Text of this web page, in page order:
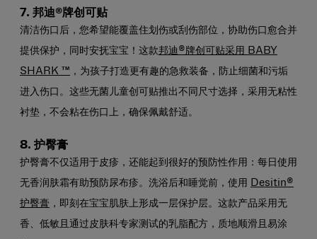
7. 邦迪®牌创可贴
清洁伤口后，您希望能覆盖住划伤或刮伤部位，协助伤口愈合并
提供保护，同时安抚宝宝！这款邦迪®牌创可贴采用 BABY
SHARK ™ ，为孩子打造更有趣的急救装备，防止细菌和污垢
进入伤口。这些无菌儿童创可贴推出不同尺寸选择，采用无粘性
衬垫，不会粘在伤口上，确保佩戴舒适。
8. 护臀膏
护臀膏不仅适用于皮疹，还能起到很好的预防性作用：每日使用
无香润肤霜有助预防尿布疹。洗浴后和睡觉前，使用 Desitin®
护臀膏 ，即刻在宝宝肌肤上形成一层保护层。这款产品采用无
香、低敏且通过皮肤科专家测试的乳脂配方，质地顺滑且易涂